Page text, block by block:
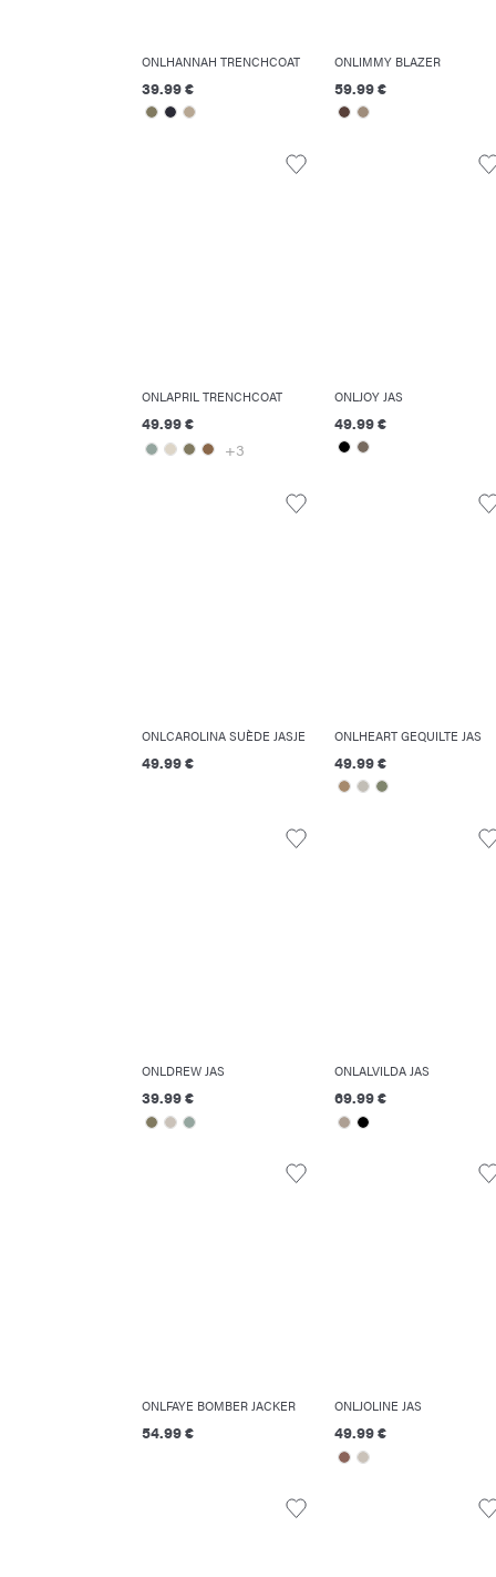
ONLHANNAH TRENCHCOAT
39.99 €
ONLIMMY BLAZER
59.99 €
ONLAPRIL TRENCHCOAT
49.99 €
+3
ONLJOY JAS
49.99 €
ONLCAROLINA SUÈDE JASJE
49.99 €
ONLHEART GEQUILTE JAS
49.99 €
ONLDREW JAS
39.99 €
ONLALVILDA JAS
69.99 €
ONLFAYE BOMBER JACKER
54.99 €
ONLJOLINE JAS
49.99 €